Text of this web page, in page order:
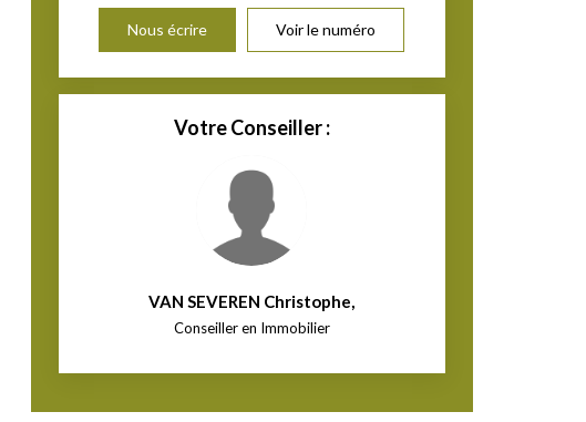
Nous écrire Voir le numéro
Votre Conseiller :
VAN SEVEREN Christophe,
Conseiller en Immobilier